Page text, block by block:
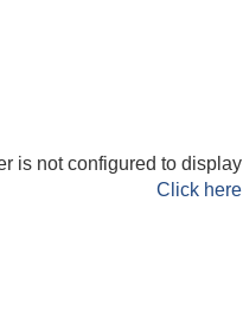
is not configured to
Click